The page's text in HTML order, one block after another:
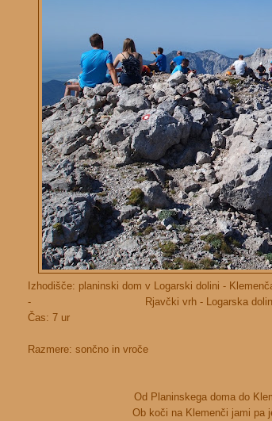
Izhodišče: planinski dom v Logarski dolini -
- Rjavčki vrh - Logarska
Čas: 7 ur
Razmere: sončno in vroče
Od Planinskega doma do
Ob koči na Klemenči jami pa